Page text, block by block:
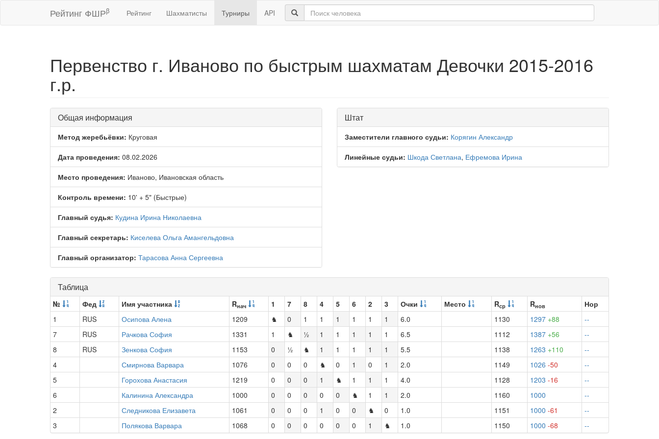
Рейтинг ФШРβ Рейтинг Шахматисты Турниры API
Первенство г. Иваново по быстрым шахматам Девочки 2015-2016
г.р.
Общая информация
Метод жеребьёвки: Круговая
Дата проведения: 08.02.2026
Место проведения: Иваново, Ивановская область
Контроль времени: 10' + 5" (Быстрые)
Главный судья: Кудина Ирина Николаевна
Главный секретарь: Киселева Ольга Амангельдовна
Главный организатор: Тарасова Анна Сергеевна
Штат
Заместители главного судьи: Корягин Александр
Линейные судьи: Шкода Светлана, Ефремова Ирина
Таблица
№ Фед Имя участника Rнач 1 7 8 4 5 6 2 3 Очки Место Rср Rнов
Нор
1
RUS Осипова Алена 1209 ♞ 0 1 1 1 1 1 1 6.0 1130 1297 +88
--
7
RUS Рачкова София 1331 1 ♞ ½ 1 1 1 1 1 6.5 1112 1387 +56
--
8
RUS Зенкова София 1153 0 ½ ♞ 1 1 1 1 1 5.5 1138 1263 +110
--
4
Смирнова Варвара 1076 0 0 0 ♞ 0 1 0 1 2.0 1149 1026 -50
--
5
Горохова Анастасия 1219 0 0 0 1 ♞ 1 1 1 4.0 1128 1203 -16
--
6
Калинина Александра 1000 0 0 0 0 0 ♞ 1 1 2.0 1160 1000
--
2
Следникова Елизавета 1061 0 0 0 1 0 0 ♞ 0 1.0 1151 1000 -61
--
3
Полякова Варвара 1068 0 0 0 0 0 0 1 ♞ 1.0 1150 1000 -68 --